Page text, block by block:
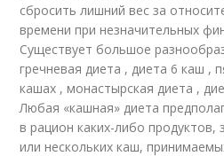
сбросить лишний вес за
времени при незначительных
Существует большое
гречневая диета , диета 6 каш ,
кашах , монастырская диета ,
Любая «кашная» диета
в рацион каких-либо продуктов,
или нескольких каш,